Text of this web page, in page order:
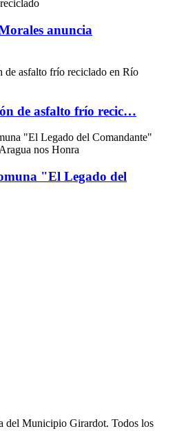
anuncia
de asfalto frío recic…
"El Legado del
Municipio Girardot. Todos los